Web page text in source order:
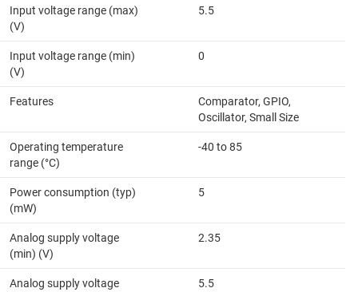
Input voltage range (max)
(V)
5.5
Input voltage range (min)
(V)
0
Features
Comparator, GPIO,
Oscillator, Small Size
Operating temperature
range (°C)
-40 to 85
Power consumption (typ)
(mW)
5
Analog supply voltage
(min) (V)
2.35
Analog supply voltage
5.5